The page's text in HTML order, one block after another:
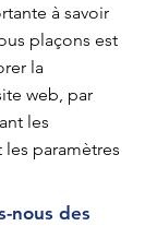
à savoir
plaçons est
la
web, par
les
paramètres
nous des